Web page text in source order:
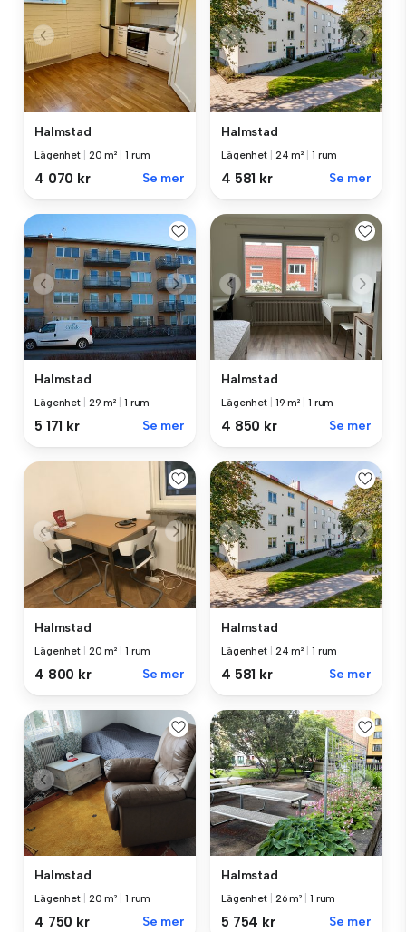
Halmstad
Lägenhet 20 m² 1 rum
4 070 kr Se mer
Halmstad
Lägenhet 24 m² 1 rum
4 581 kr Se mer
Halmstad
Lägenhet 29 m² 1 rum
5 171 kr Se mer
Halmstad
Lägenhet 19 m² 1 rum
4 850 kr Se mer
Halmstad
Lägenhet 20 m² 1 rum
4 800 kr Se mer
Halmstad
Lägenhet 24 m² 1 rum
4 581 kr Se mer
Halmstad
Lägenhet 20 m² 1 rum
4 750 kr Se mer
Halmstad
Lägenhet 26 m² 1 rum
5 754 kr Se mer